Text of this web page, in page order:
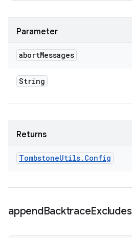
Parameter
abortMessages
String
Returns
TombstoneUtils. Config
appendBacktraceExcludes